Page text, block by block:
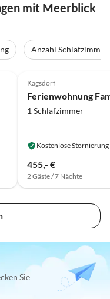
mit Meerblick
Anzahl Schlafzimmer
Kägsdorf
Ferienwohnung
1 Schlafzimmer
Kostenlose Stornierung
455,- €
2 Gäste / 7 Nächte
Sie